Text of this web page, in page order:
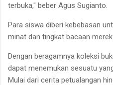
terbuka," beber Agus Sugianto.
Para siswa diberi kebebasan
minat dan tingkat bacaan
Dengan beragamnya koleksi
dapat menemukan sesuatu
Mulai dari cerita petualangan